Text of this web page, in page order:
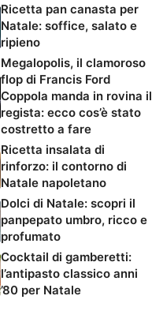
Ricetta pan canasta per
Natale: soffice, salato e
ripieno
Megalopolis, il clamoroso
flop di Francis Ford
Coppola manda in rovina il
regista: ecco cos’è stato
costretto a fare
Ricetta insalata di
rinforzo: il contorno di
Natale napoletano
Dolci di Natale: scopri il
panpepato umbro, ricco e
profumato
Cocktail di gamberetti:
l’antipasto classico anni
’80 per Natale